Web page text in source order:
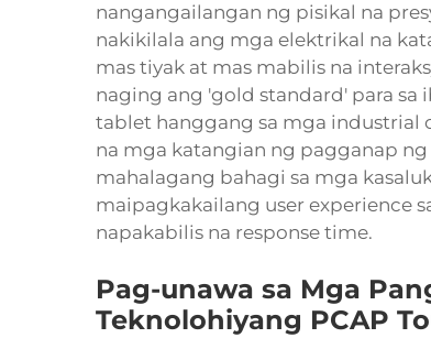
nangangailangan ng pisikal na
nakikilala ang mga elektrikal na
mas tiyak at mas mabilis na
naging ang 'gold standard' para
tablet hanggang sa mga industrial
na mga katangian ng pagganap
mahalagang bahagi sa mga
maipagkakailang user experience
napakabilis na response time.
Pag-unawa sa Mga
Teknolohiyang PCAP